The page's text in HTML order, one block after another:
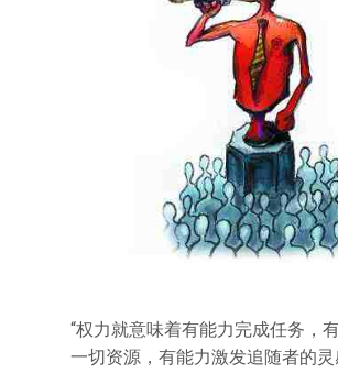
“权力就意味着有能力完成任务，
一切资源，有能力激发追随者的